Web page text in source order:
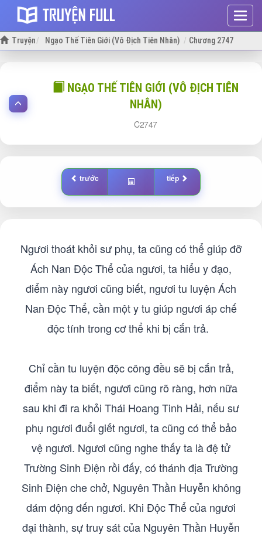
Hiện
menu
Truyện Ngạo Thế Tiên Giới (Vô Địch Tiên Nhân) Chương 2747
NGẠO THẾ TIÊN GIỚI (VÔ ĐỊCH TIÊN
NHÂN)
2747
trước tiếp
Ngươi thoát khỏi sư phụ, ta cũng có thể giúp đỡ
Ách Nan Độc Thể của ngươi, ta hiểu y đạo,
điểm này ngươi cũng biết, ngươi tu luyện Ách
Nan Độc Thể, cần một y tu giúp ngươi áp chế
độc tính trong cơ thể khi bị cắn trả.
Chỉ cần tu luyện độc công đều sẽ bị cắn trả,
điểm này ta biết, ngươi cũng rõ ràng, hơn nữa
sau khi đi ra khỏi Thái Hoang Tinh Hải, nếu sư
phụ ngươi đuổi giết ngươi, ta cũng có thể bảo
vệ ngươi. Ngươi cũng nghe thấy ta là đệ tử
Trường Sinh Điện rồi đấy, có thánh địa Trường
Sinh Điện che chở, Nguyên Thần Huyễn không
dám động đến ngươi. Khi Độc Thể của ngươi
đại thành, sự truy sát của Nguyên Thần Huyễn